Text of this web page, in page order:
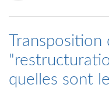
quelles sont